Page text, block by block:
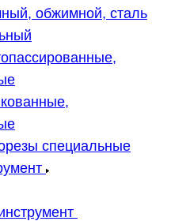
обжимной, сталь
специальные